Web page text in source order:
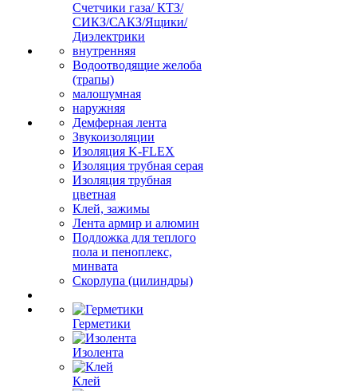
Счетчики газа/ КТЗ/
СИКЗ/САКЗ/Ящики/
Диэлектрики
внутренняя
Водоотводящие желоба
(трапы)
малошумная
наружняя
Демферная лента
Звукоизоляции
Изоляция K-FLEX
Изоляция трубная серая
Изоляция трубная
цветная
Клей, зажимы
Лента армир и алюмин
Подложка для теплого
пола и пеноплекс,
минвата
Скорлупа (цилиндры)
Герметики
Изолента
Клей